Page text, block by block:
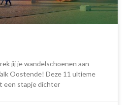
jij je wandelschoenen aan
Oostende! Deze 11 ultieme
een stapje dichter